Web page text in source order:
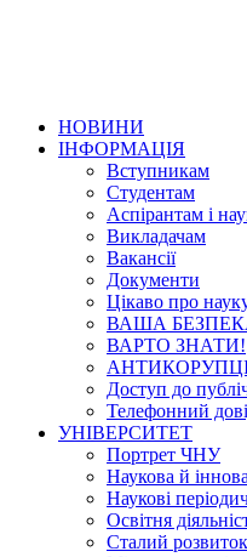
НОВИНИ
ІНФОРМАЦІЯ
Вступникам
Студентам
Аспірантам і
Викладачам
Вакансії
Документи
Цікаво про
ВАША
ВАРТО ЗНАТИ!
Доступ до
Телефонний
УНІВЕРСИТЕТ
Портрет ЧНУ
Наукова й
Наукові
Освітня
Сталий розвиток